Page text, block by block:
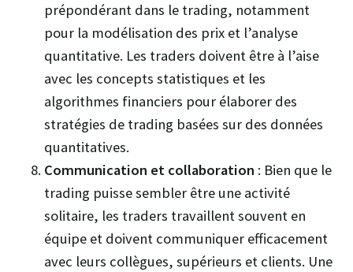
prépondérant dans le trading, notamment
pour la modélisation des prix et l’analyse
quantitative. Les traders doivent être à l’aise
avec les concepts statistiques et les
algorithmes financiers pour élaborer des
stratégies de trading basées sur des données
quantitatives.
Communication et collaboration : Bien que le
trading puisse sembler être une activité
solitaire, les traders travaillent souvent en
équipe et doivent communiquer efficacement
avec leurs collègues, supérieurs et clients. Une